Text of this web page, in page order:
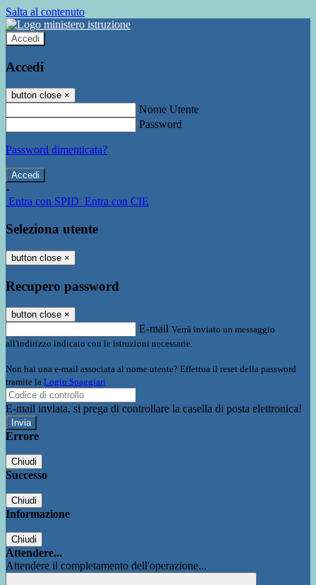
Salta al contenuto
Accedi
Accedi
button close ×
Nome Utente
Password
Password dimenticata?
-
Entra con SPID Entra con CIE
Seleziona utente
button close ×
Recupero password
button close ×
E-mail Verrà inviato un messaggio
all'indirizzo indicato con le istruzioni necessarie.
Non hai una e-mail associata al nome utente? Effettua il reset della password
tramite la Login Spaggiari
E-mail inviata, si prega di controllare la casella di posta elettronica!
Errore
Chiudi
Successo
Chiudi
Informazione
Chiudi
Attendere...
Attendere il completamento dell'operazione...